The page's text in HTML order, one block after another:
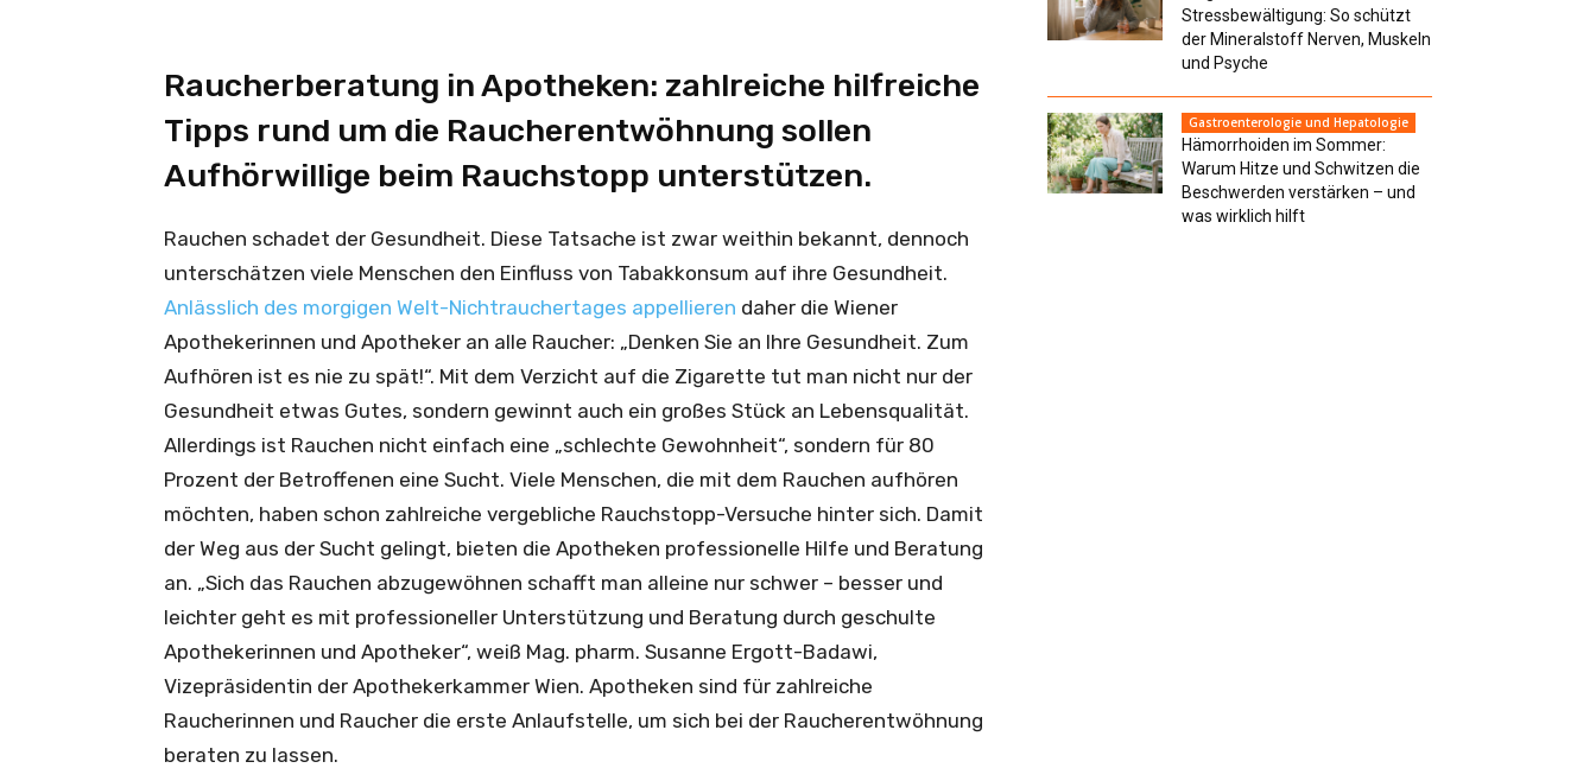
Raucherberatung in Apotheken: zahlreiche hilfreiche
Tipps rund um die Raucherentwöhnung sollen
Aufhörwillige beim Rauchstopp unterstützen.
Rauchen schadet der Gesundheit. Diese Tatsache ist zwar weithin bekannt, dennoch
unterschätzen viele Menschen den Einfluss von Tabakkonsum auf ihre Gesundheit.
Anlässlich des morgigen Welt-Nichtrauchertages appellieren daher die Wiener
Apothekerinnen und Apotheker an alle Raucher: „Denken Sie an Ihre Gesundheit. Zum
Aufhören ist es nie zu spät!“. Mit dem Verzicht auf die Zigarette tut man nicht nur der
Gesundheit etwas Gutes, sondern gewinnt auch ein großes Stück an Lebensqualität.
Allerdings ist Rauchen nicht einfach eine „schlechte Gewohnheit“, sondern für 80
Prozent der Betroffenen eine Sucht. Viele Menschen, die mit dem Rauchen aufhören
möchten, haben schon zahlreiche vergebliche Rauchstopp-Versuche hinter sich. Damit
der Weg aus der Sucht gelingt, bieten die Apotheken professionelle Hilfe und Beratung
an. „Sich das Rauchen abzugewöhnen schafft man alleine nur schwer – besser und
leichter geht es mit professioneller Unterstützung und Beratung durch geschulte
Apothekerinnen und Apotheker“, weiß Mag. pharm. Susanne Ergott-Badawi,
Vizepräsidentin der Apothekerkammer Wien. Apotheken sind für zahlreiche
Raucherinnen und Raucher die erste Anlaufstelle, um sich bei der Raucherentwöhnung
beraten zu lassen.
Stressbewältigung: So schützt
der Mineralstoff Nerven, Muskeln
und Psyche
Gastroenterologie und Hepatologie
Hämorrhoiden im Sommer:
Warum Hitze und Schwitzen die
Beschwerden verstärken – und
was wirklich hilft